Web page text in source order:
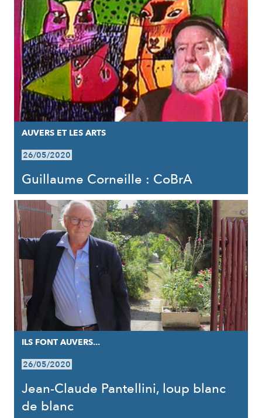
AUVERS ET LES ARTS
26/05/2020
Guillaume Corneille : CoBrA
ILS FONT AUVERS...
26/05/2020
Jean-Claude Pantellini, loup blanc
de blanc